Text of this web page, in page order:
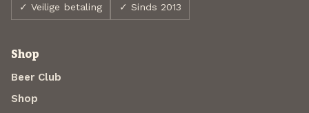
✓ Veilige betaling ✓ Sinds 2013
Shop
Beer Club
Shop